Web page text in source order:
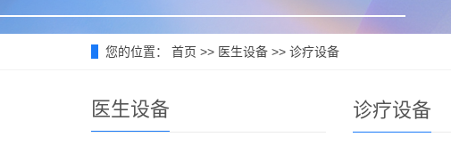
您的位置： 首页 >> 医生设备 >> 诊疗设备
诊疗设备
医生设备